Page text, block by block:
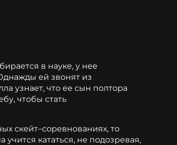
в науке, у нее
ей звонят из
узнает, что ее сын полтора
чтобы стать
скейт–соревнованиях, то
кататься, не подозревая,